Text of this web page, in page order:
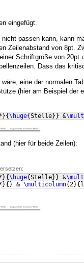
eingefügt.
passen kann, kann
Zeilenabstand von 8pt.
Schriftgröße von 20pt
Dass das
eine der normalen
(hier am Beispiel der
}{\huge{Stelle}} &
(hier für beide Zeilen):
}{\huge{Stelle}} &
}{ } & \multicolumn{2}{ l|